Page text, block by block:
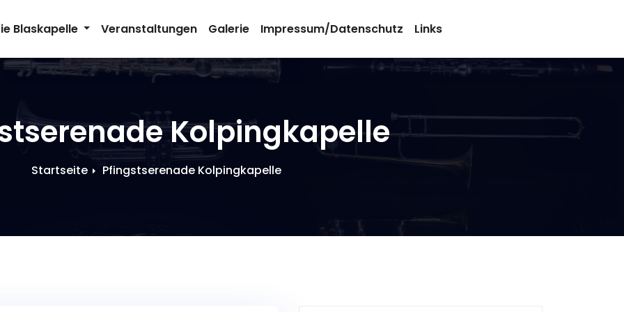
Blaskapelle Veranstaltungen Galerie Impressum/Datenschutz Links
Kolpingkapelle
Startseite Pfingstserenade Kolpingkapelle